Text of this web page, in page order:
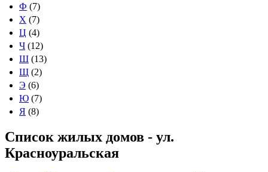
Ф (7)
Х (7)
Ц (4)
Ч (12)
Ш (13)
Щ (2)
Э (6)
Ю (7)
Я (8)
Список жилых домов - ул.
Красноуральская